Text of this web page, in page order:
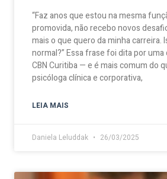
“Faz anos que estou na mesma
promovida, não recebo novos
mais o que quero da minha carreira.
normal?” Essa frase foi dita por uma
CBN Curitiba — e é mais comum do
psicóloga clínica e corporativa,
LEIA MAIS
Daniela Leluddak 26/03/2025